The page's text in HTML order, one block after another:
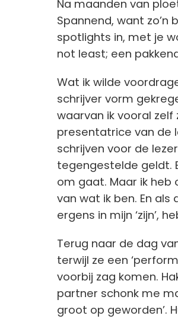
Na maanden van
Spannend, want
spotlights in, met je
not least; een
Wat ik wilde
schrijver vorm
waarvan ik vooral
presentatrice van de
schrijven voor de
tegengestelde geldt.
om gaat. Maar ik heb
van wat ik ben. En
ergens in mijn ‘zijn’,
Terug naar de dag
terwijl ze een
voorbij zag komen.
partner schonk me
groot op geworden’.